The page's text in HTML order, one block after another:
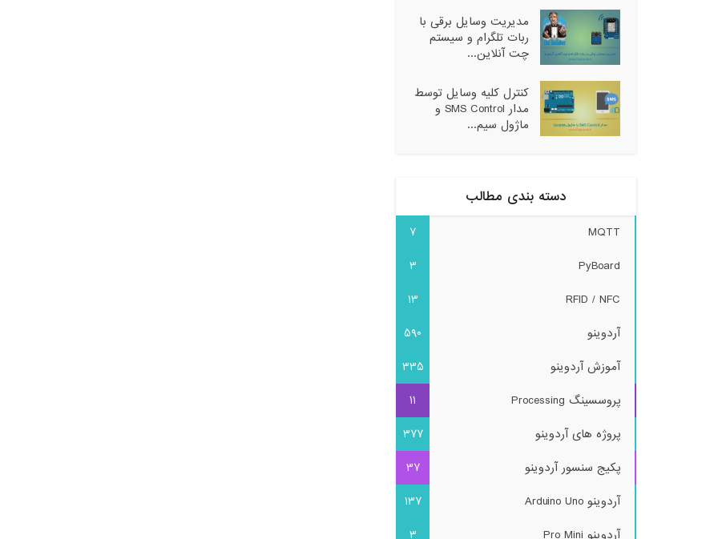
مدیریت وسایل برقی با
ربات تلگرام و سیستم
چت آنلاین...
کنترل کلیه وسایل توسط
مدار SMS Control و
ماژول سیم...
دسته بندی مطالب
MQTT
7
PyBoard
3
RFID / NFC
13
آردوینو
590
آموزش آردوینو
335
پروسسینگ Processing
11
پروژه های آردوینو
377
پکیج سنسور آردوینو
37
آردوینو Arduino Uno
137
آردوینو Pro Mini
3